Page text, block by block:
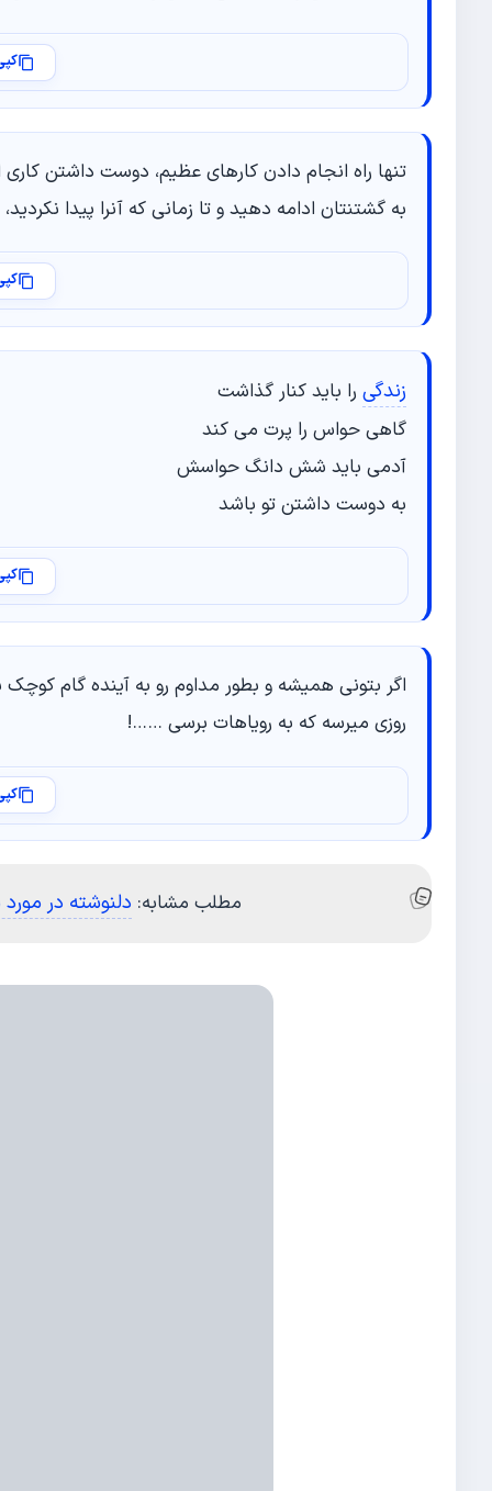
تنها راه انجام دادن کارهای عظیم، دوست داشتن کاری
به گشتنتان ادامه دهید و تا زمانی که آنرا پیدا
زندگی را باید کنار گذاشت
گاهی حواس را پرت می کند
آدمی باید شش دانگ حواسش
به دوست داشتن تو باشد
اگر بتونی همیشه و بطور مداوم رو به آینده گام کوچک
روزی میرسه که به رویاهات برسی ……!
مطلب مشابه: دلنوشته در